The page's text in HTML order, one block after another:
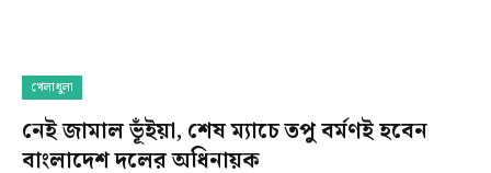
খেলাধুলা
নেই জামাল ভূঁইয়া, শেষ ম্যাচে তপু বর্মণই হবেন
বাংলাদেশ দলের অধিনায়ক